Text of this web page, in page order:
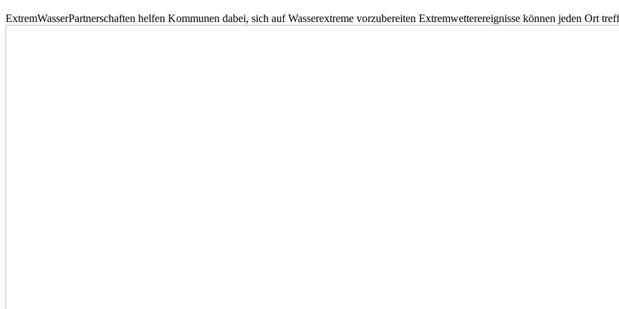
ExtremWasserPartnerschaften helfen Kommunen dabei, sich auf Wasserextreme vorzubereiten Extremwetterereignisse können jeden Ort